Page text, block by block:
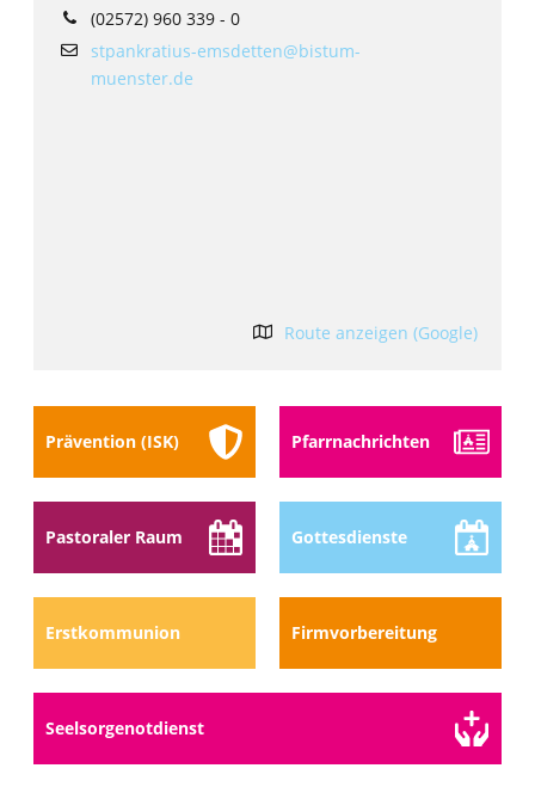
(02572) 960 339 - 0
stpankratius-emsdetten@bistum-
muenster.de
Route anzeigen (Google)
Prävention (ISK) Pfarr­nach­richten
Pastoraler Raum Gottes­dienste
Erstkommunion Firmvorbereitung
Seelsorge­notdienst